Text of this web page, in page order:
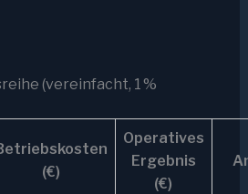
(vereinfacht, 1 %
(€)
Operatives
Ergebnis
(€)